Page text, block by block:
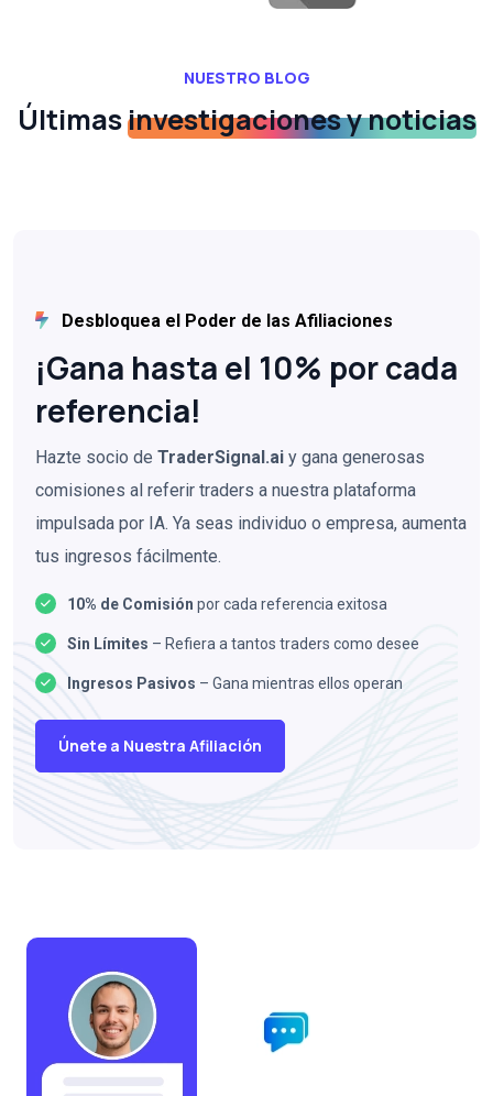
NUESTRO BLOG
Últimasinvestigaciones y noticias
Desbloquea el Poder de las Afiliaciones
¡Gana hasta el 10% por cada
referencia!
Hazte socio de TraderSignal.ai y gana generosas
comisiones al referir traders a nuestra plataforma
impulsada por IA. Ya seas individuo o empresa, aumenta
tus ingresos fácilmente.
10% de Comisión por cada referencia exitosa
Sin Límites – Refiera a tantos traders como desee
Ingresos Pasivos – Gana mientras ellos operan
Únete a Nuestra Afiliación